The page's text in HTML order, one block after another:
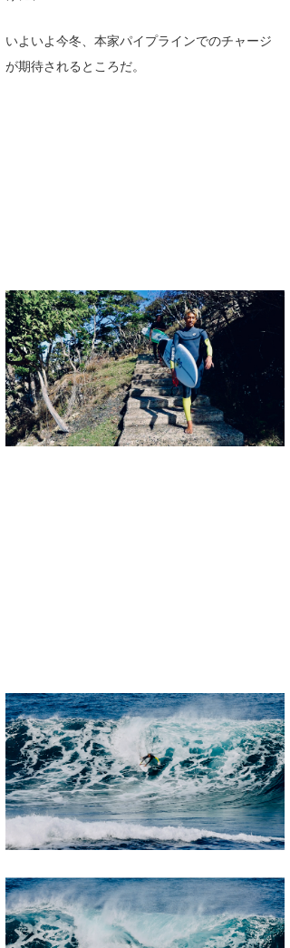
いよいよ今冬、本家パイプラインでのチャージ
が期待されるところだ。
OYZ
ハンマー
まっきー
三輪予報士
小川予報士
予報士 hiro.
banpaku
Mr.K
chappy